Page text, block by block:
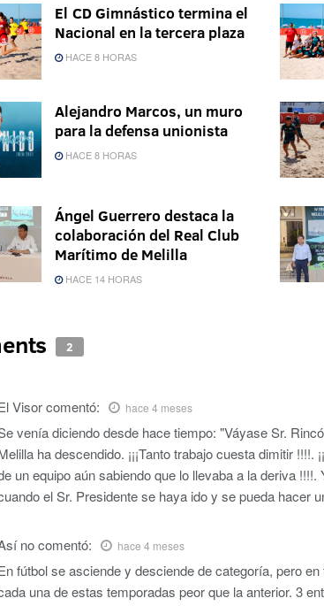
El CD Gimnástico termina el
Nacional en la tercera plaza
HACE 8 HORAS
Alejandro Marcos, un muro
para la defensa unionista
HACE 8 HORAS
Ángel Guerrero destaca la
colaboración del Real Club
Marítimo de Melilla
HACE 14 HORAS
2
Visorcomentó: hace 4 meses
venía diciendo desde hace tiempo: "Váyase Sr.
ha descendido. ¡¡¡Tanto trabajo cuesta dimitir !!!!.
un equipo aún sabiendo que lo llevaba a la deriva
el Sr. Presidente se haya ido y se pueda hacer
nocomentó: hace 4 meses
fútbol se asciende y desciende de categoría, pero
una de estas temporadas peor que la anterior. 3